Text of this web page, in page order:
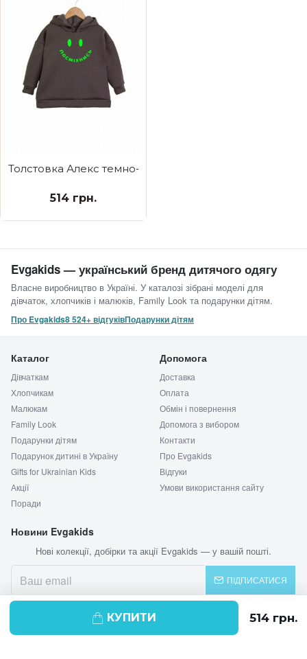
КУПИТИ
Толстовка Алекс темно-сіра Посміхнись
514 грн.
Evgakids — український бренд дитячого одягу
Власне виробництво в Україні. У каталозі зібрані моделі для
дівчаток, хлопчиків і малюків, Family Look та подарунки дітям.
Про Evgakids8 524+ відгуківПодарунки дітям
Каталог
Дівчаткам
Хлопчикам
Малюкам
Family Look
Подарунки дітям
Подарунок дитині в Україну
Gifts for Ukrainian Kids
Акції
Поради
Допомога
Доставка
Оплата
Обмін і повернення
Допомога з вибором
Контакти
Про Evgakids
Відгуки
Умови використання сайту
Новини Evgakids
Нові колекції, добірки та акції Evgakids — у вашій пошті.
ПІДПИСАТИСЯ